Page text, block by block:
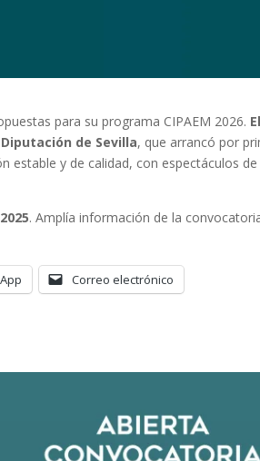
para su programa CIPAEM 2026.
de Sevilla, que arrancó por
estable y de calidad, con espectáculos
. Amplía información de la
Correo electrónico